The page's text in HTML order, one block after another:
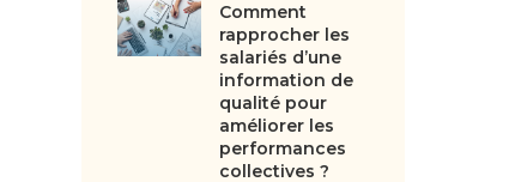
Comment
rapprocher les
salariés d’une
information de
qualité pour
améliorer les
performances
collectives ?